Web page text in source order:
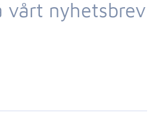
vårt nyhetsbrev